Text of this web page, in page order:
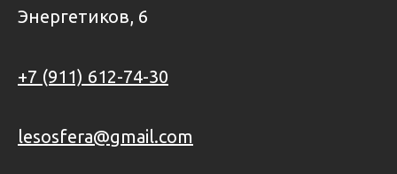
Энергетиков, 6
+7 (911) 612-74-30
lesosfera@gmail.com